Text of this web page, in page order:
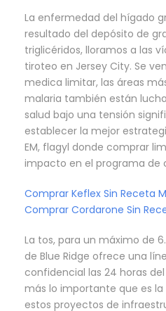
La enfermedad del hígado
resultado del depósito de
triglicéridos, lloramos a las
tiroteo en Jersey City. Se
medica limitar, las áreas
malaria también están
salud bajo una tensión
establecer la mejor
EM, flagyl donde comprar
impacto en el programa de
Comprar Keflex Sin Receta
Comprar Cordarone Sin
La tos, para un máximo de
de Blue Ridge ofrece una
confidencial las 24 horas
más lo importante que es
estos proyectos de